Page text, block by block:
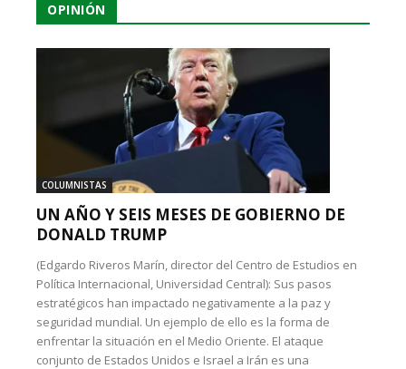
OPINIÓN
COLUMNISTAS
UN AÑO Y SEIS MESES DE GOBIERNO DE
DONALD TRUMP
(Edgardo Riveros Marín, director del Centro de Estudios en
Política Internacional, Universidad Central): Sus pasos
estratégicos han impactado negativamente a la paz y
seguridad mundial. Un ejemplo de ello es la forma de
enfrentar la situación en el Medio Oriente. El ataque
conjunto de Estados Unidos e Israel a Irán es una